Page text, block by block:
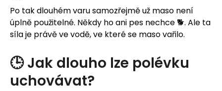
Po tak dlouhém varu samozřejmě už maso není
úplně použitelné. Někdy ho ani pes nechce 🐕. Ale ta
síla je právě ve vodě, ve které se maso vařilo.
🕒 Jak dlouho lze polévku
uchovávat?